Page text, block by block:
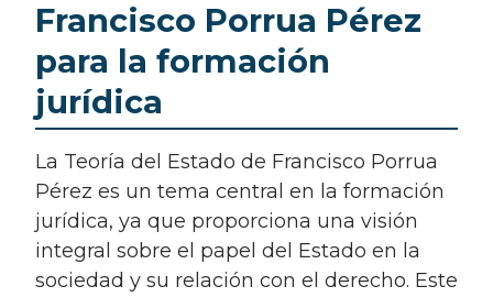
Francisco Porrua Pérez
para la formación
jurídica
La Teoría del Estado de Francisco Porrua
Pérez es un tema central en la formación
jurídica, ya que proporciona una visión
integral sobre el papel del Estado en la
sociedad y su relación con el derecho. Este